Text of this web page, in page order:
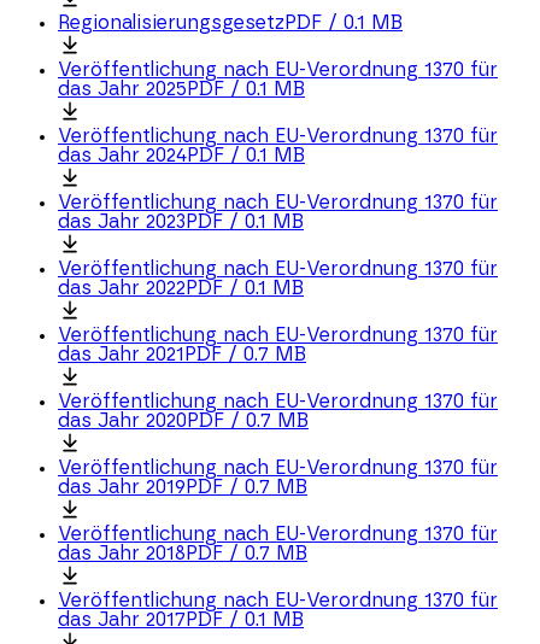
RegionalisierungsgesetzPDF / 0.1 MB
Veröffentlichung nach EU-Verordnung 1370 für
das Jahr 2025 PDF / 0.1 MB
Veröffentlichung nach EU-Verordnung 1370 für
das Jahr 2024PDF / 0.1 MB
Veröffentlichung nach EU-Verordnung 1370 für
das Jahr 2023 PDF / 0.1 MB
Veröffentlichung nach EU-Verordnung 1370 für
das Jahr 2022PDF / 0.1 MB
Veröffentlichung nach EU-Verordnung 1370 für
das Jahr 2021 PDF / 0.7 MB
Veröffentlichung nach EU-Verordnung 1370 für
das Jahr 2020 PDF / 0.7 MB
Veröffentlichung nach EU-Verordnung 1370 für
das Jahr 2019 PDF / 0.7 MB
Veröffentlichung nach EU-Verordnung 1370 für
das Jahr 2018 PDF / 0.7 MB
Veröffentlichung nach EU-Verordnung 1370 für
das Jahr 2017 PDF / 0.1 MB